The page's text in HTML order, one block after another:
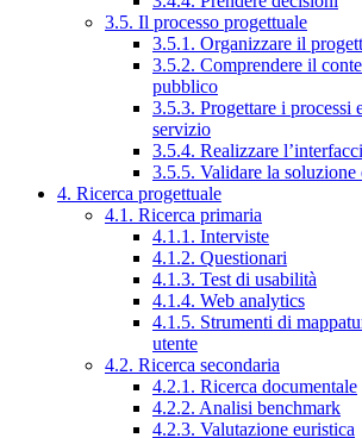
3.5. Il processo progettuale
3.5.1. Organizzare il
3.5.2. Comprendere il
pubblico
3.5.3. Progettare i processi
servizio
3.5.4. Realizzare
3.5.5. Validare la soluzione
4. Ricerca progettuale
4.1. Ricerca primaria
4.1.1. Interviste
4.1.2. Questionari
4.1.3. Test di usabilità
4.1.4. Web analytics
4.1.5. Strumenti di
utente
4.2. Ricerca secondaria
4.2.1. Ricerca documentale
4.2.2. Analisi benchmark
4.2.3. Valutazione euristica